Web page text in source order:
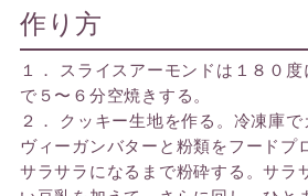
作り方
１． スライスアーモンドは１８０
で５〜６分空焼きする。
２． クッキー生地を作る。冷凍庫
ヴィーガンバターと粉類をフードプ
サラサラになるまで粉砕する。サラ